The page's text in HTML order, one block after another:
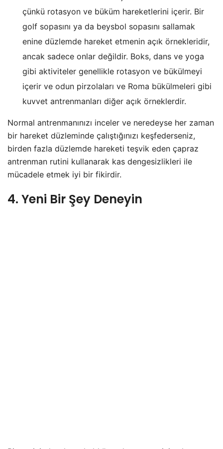
çünkü rotasyon ve büküm hareketlerini içerir. Bir
golf sopasını ya da beysbol sopasını sallamak
enine düzlemde hareket etmenin açık örnekleridir,
ancak sadece onlar değildir. Boks, dans ve yoga
gibi aktiviteler genellikle rotasyon ve bükülmeyi
içerir ve odun pirzolaları ve Roma bükülmeleri gibi
kuvvet antrenmanları diğer açık örneklerdir.
Normal antrenmanınızı inceler ve neredeyse her zaman
bir hareket düzleminde çalıştığınızı keşfederseniz,
birden fazla düzlemde hareketi teşvik eden çapraz
antrenman rutini kullanarak kas dengesizlikleri ile
mücadele etmek iyi bir fikirdir.
4. Yeni Bir Şey Deneyin